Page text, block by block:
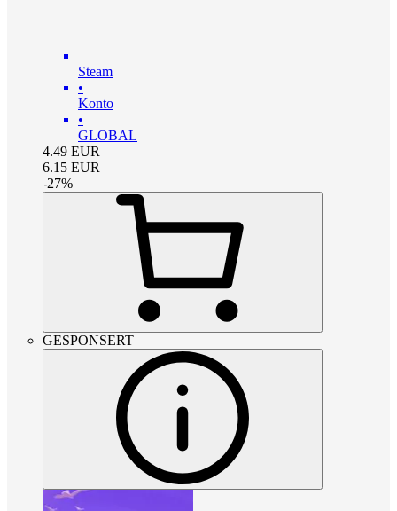
Steam
•
Konto
•
GLOBAL
4.49 EUR
6.15 EUR
-27%
GESPONSERT